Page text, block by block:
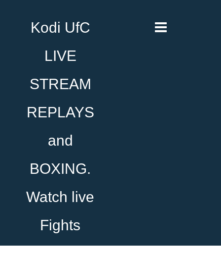
Kodi UfC
LIVE
STREAM
REPLAYS
and
BOXING.
Watch live
Fights